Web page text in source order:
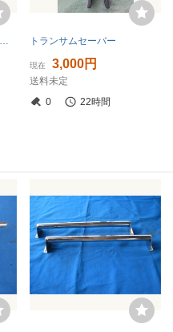
サンパー 巻き機 24V 巻き上げ機 マグロ漁 トランサムセーバー
現在 3,000円
送料未定
0
22時間